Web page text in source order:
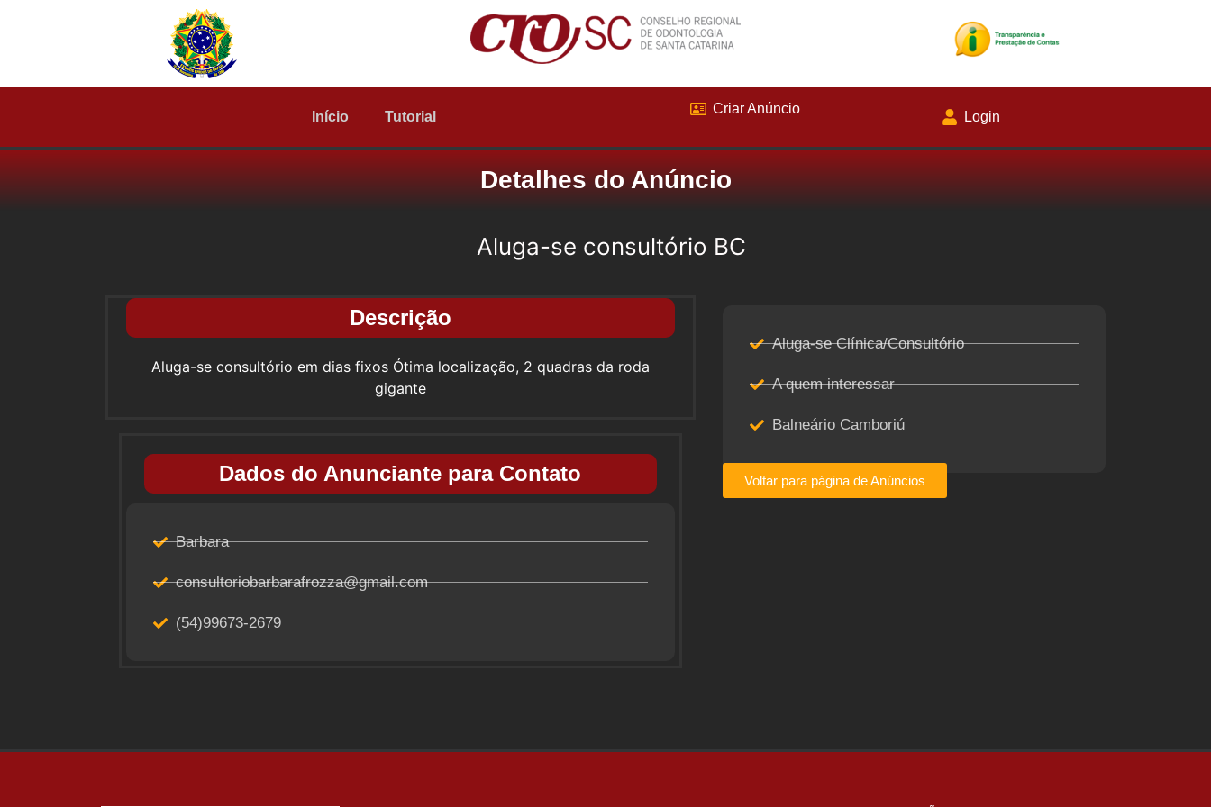
Início Tutorial
Criar Anúncio
Login
Detalhes do Anúncio
Aluga-se consultório BC
Descrição
Aluga-se consultório em dias fixos Ótima localização, 2 quadras da roda
gigante
Dados do Anunciante para Contato
Barbara
consultoriobarbarafrozza@gmail.com
(54)99673-2679
Aluga-se Clínica/Consultório
A quem interessar
Balneário Camboriú
Voltar para página de Anúncios